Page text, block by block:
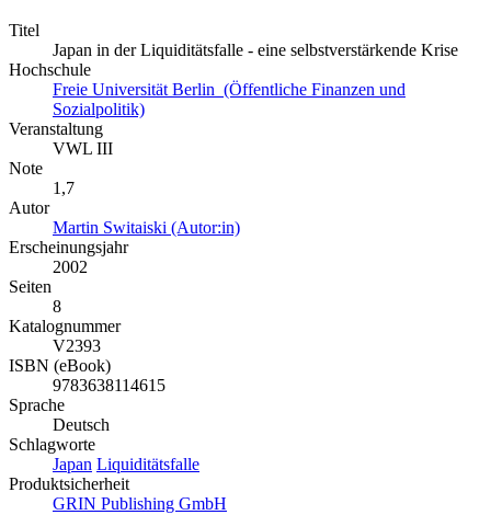
Titel
Japan in der Liquiditätsfalle - eine selbstverstärkende Krise
Hochschule
Freie Universität Berlin (Öffentliche Finanzen und
Sozialpolitik)
Veranstaltung
VWL III
Note
1,7
Autor
Martin Switaiski (Autor:in)
Erscheinungsjahr
2002
Seiten
8
Katalognummer
V2393
ISBN (eBook)
9783638114615
Sprache
Deutsch
Schlagworte
Japan Liquiditätsfalle
Produktsicherheit
GRIN Publishing GmbH